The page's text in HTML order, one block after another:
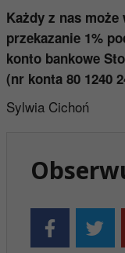
Każdy z nas
przekazanie 1%
konto bankowe
(nr konta 80 1240
Sylwia Cichoń